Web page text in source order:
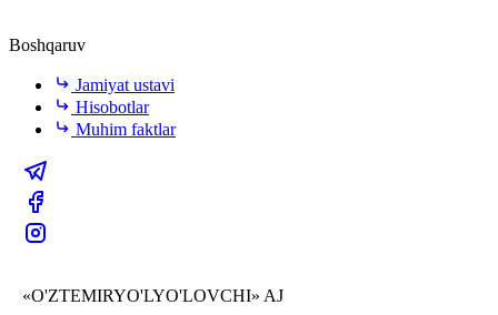
Boshqaruv
Jamiyat ustavi
Hisobotlar
Muhim faktlar
«O'ZTEMIRYO'LYO'LOVCHI» AJ